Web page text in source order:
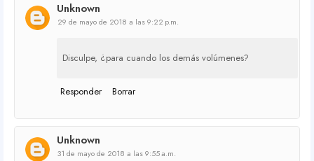
Unknown
29 de mayo de 2018 a las 9:22 p.m.
Disculpe, ¿para cuando los demás volúmenes?
Responder Borrar
Unknown
31 de mayo de 2018 a las 9:55 a.m.